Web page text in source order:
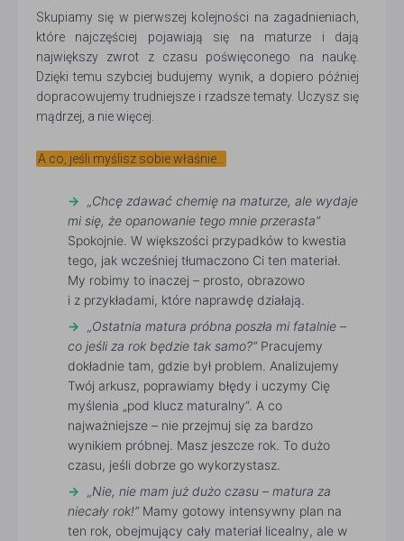
Skupiamy się w pierwszej kolejności na zagadnieniach,
które najczęściej pojawiają się na maturze i dają
największy zwrot z czasu poświęconego na naukę.
Dzięki temu szybciej budujemy wynik, a dopiero później
dopracowujemy trudniejsze i rzadsze tematy. Uczysz się
mądrzej, a nie więcej.
A co, jeśli myślisz sobie właśnie...
„Chcę zdawać chemię na maturze, ale wydaje
mi się, że opanowanie tego mnie przerasta”
Spokojnie. W większości przypadków to kwestia
tego, jak wcześniej tłumaczono Ci ten materiał.
My robimy to inaczej – prosto, obrazowo
i z przykładami, które naprawdę działają.
„Ostatnia matura próbna poszła mi fatalnie –
co jeśli za rok będzie tak samo?” Pracujemy
dokładnie tam, gdzie był problem. Analizujemy
Twój arkusz, poprawiamy błędy i uczymy Cię
myślenia „pod klucz maturalny”. A co
najważniejsze – nie przejmuj się za bardzo
wynikiem próbnej. Masz jeszcze rok. To dużo
czasu, jeśli dobrze go wykorzystasz.
„Nie, nie mam już dużo czasu – matura za
niecały rok!” Mamy gotowy intensywny plan na
ten rok, obejmujący cały materiał licealny, ale w